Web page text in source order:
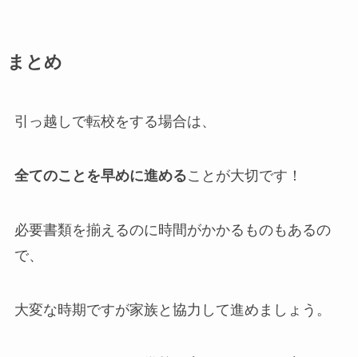
まとめ
引っ越しで転校をする場合は、
全てのことを早めに進めることが大切です！
必要書類を揃えるのに時間がかかるものもあるの
で、
大変な時期ですが家族と協力して進めましょう。